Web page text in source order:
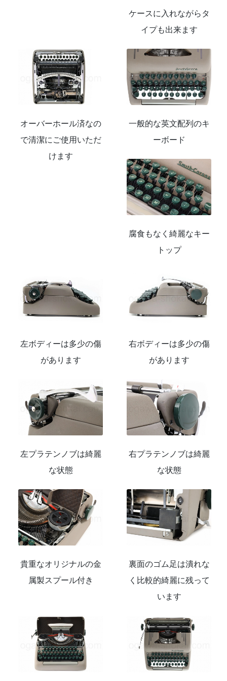
ケースに入れながらタ
イプも出来ます
オーバーホール済なの
で清潔にご使用いただ
けます
一般的な英文配列のキ
ーボード
腐食もなく綺麗なキー
トップ
左ボディーは多少の傷
があります
右ボディーは多少の傷
があります
左プラテンノブは綺麗
な状態
右プラテンノブは綺麗
な状態
貴重なオリジナルの金
属製スプール付き
裏面のゴム足は潰れな
く比較的綺麗に残って
います